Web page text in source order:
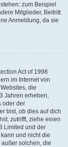
zum Beispiel
Mitglieder, Beitritt
Anmeldung, da sie
Act of 1998
im Internet von
die
Jahren erheben,
oder der
bist, ob dies auf dich
zutrifft, ziehe einen
Limited und der
und nicht die
solchen, die